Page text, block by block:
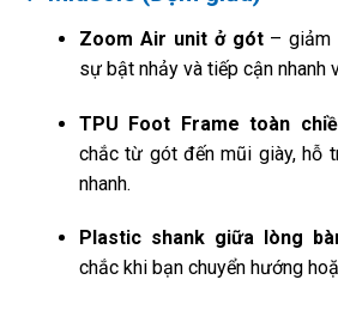
Zoom Air unit ở gót– giảm
sự bật nhảy và tiếp cận nhanh
TPU Foot Frame toàn
chắc từ gót đến mũi giày, hỗ
nhanh.
Plastic shank giữa lòng
chắc khi bạn chuyển hướng